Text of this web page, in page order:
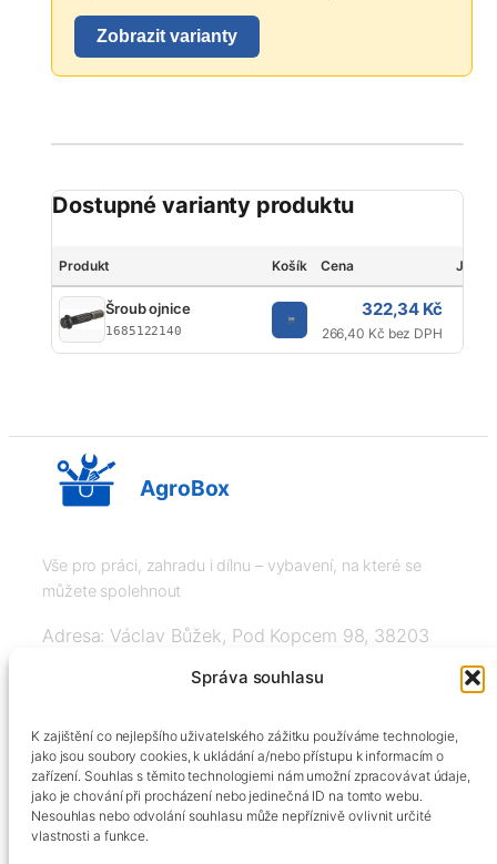
Správa souhlasu
K zajištění co nejlepšího uživatelského zážitku používáme technologie,
jako jsou soubory cookies, k ukládání a/nebo přístupu k informacím o
zařízení. Souhlas s těmito technologiemi nám umožní zpracovávat údaje,
jako je chování při procházení nebo jedinečná ID na tomto webu.
Nesouhlas nebo odvolání souhlasu může nepříznivě ovlivnit určité
vlastnosti a funkce.
Zobrazit varianty
Dostupné varianty produktu
Produkt Košík Cena
Šroub ojnice
1685122140
322,34 Kč
266,40 Kč bez DPH
AgroBox
Vše pro práci, zahradu i dílnu – vybavení, na které se
můžete spolehnout
Adresa: Václav Bůžek, Pod Kopcem 98, 38203
+420606334248, info@agrobox.cz